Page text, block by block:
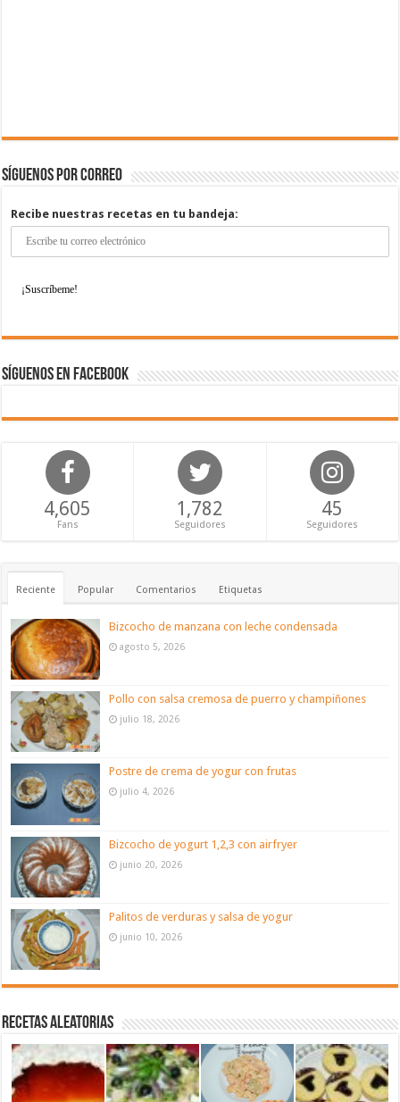
Síguenos por correo
Recibe nuestras recetas en tu bandeja:
Síguenos en Facebook
4,605
Fans
1,782
Seguidores
45
Seguidores
Reciente Popular Comentarios Etiquetas
Bizcocho de manzana con leche condensada
agosto 5, 2026
Pollo con salsa cremosa de puerro y champiñones
julio 18, 2026
Postre de crema de yogur con frutas
julio 4, 2026
Bizcocho de yogurt 1,2,3 con airfryer
junio 20, 2026
Palitos de verduras y salsa de yogur
junio 10, 2026
Recetas aleatorias